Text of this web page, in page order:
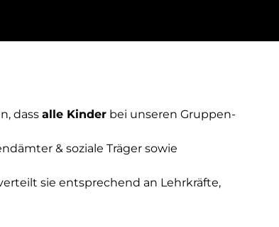
dass alle Kinder bei unseren Gruppen-
& soziale Träger sowie
sie entsprechend an Lehrkräfte,